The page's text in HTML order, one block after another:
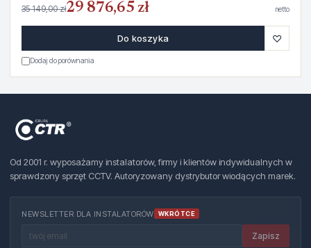
35 149,00 zł29 876,65 zł netto
Do koszyka ♡
Dodaj do porównania
Od 2001 r. wyposażamy instalatorów, firmy i klientów indywidualnych w
sprawdzony sprzęt CCTV. Autoryzowany dystrybutor wiodących marek.
NEWSLETTER DLA INSTALATORÓW WKRÓTCE
Zapisz